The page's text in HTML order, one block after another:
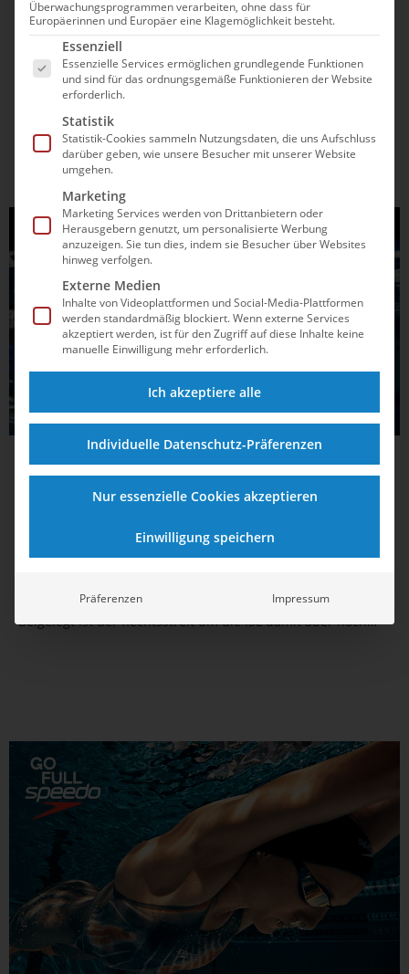
23.11.2025 13:52
Weltmeisterin Anna Elendt ist Frankfurts
Sportlerin des Jahres
Nach dem WM-Triumph im Sommer darf sich die 24-Jährige
von der SG Frankfurt über eine weitere Auszeichnung
freuen. Sie tritt damit in die Fußstapfen einer anderen
prominenten Schwimmerin.
SCHWIMMEN
Millionenentschädigung: Weltverband und
US-Dollar einrichten, um die Aktiven zu kompensieren.
Beigelegt ist der Rechtsstreit um die ISL damit aber noch
Überwachungsprogrammen verarbeiten, ohne dass für
Europäerinnen und Europäer eine Klagemöglichkeit besteht.
Es folgt eine Liste der Service-Gruppen, für die
Essenziell
Essenzielle Services ermöglichen grundlegende Funktionen
und sind für das ordnungsgemäße Funktionieren der Website
erforderlich.
Statistik
Statistik-Cookies sammeln Nutzungsdaten, die uns Aufschluss
darüber geben, wie unsere Besucher mit unserer Website
umgehen.
Marketing
Marketing Services werden von Drittanbietern oder
Herausgebern genutzt, um personalisierte Werbung
anzuzeigen. Sie tun dies, indem sie Besucher über Websites
hinweg verfolgen.
Externe Medien
Inhalte von Videoplattformen und Social-Media-Plattformen
werden standardmäßig blockiert. Wenn externe Services
akzeptiert werden, ist für den Zugriff auf diese Inhalte keine
manuelle Einwilligung mehr erforderlich.
Ich akzeptiere alle
Individuelle Datenschutz-Präferenzen
Nur essenzielle Cookies akzeptieren
Einwilligung speichern
Präferenzen Impressum